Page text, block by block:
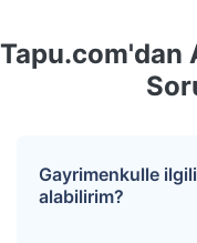
herhangi bir
koşulları Ayrık
Tapu.com'dan
Gayrimenkulle
alabilirim?